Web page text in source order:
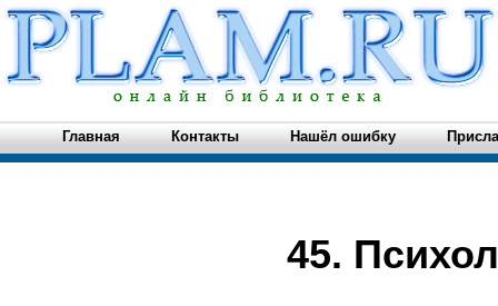
Главная Контакты Нашёл ошибку
45.